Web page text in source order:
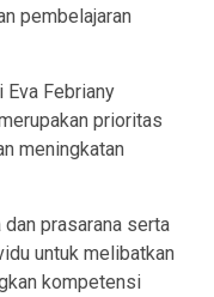
pembelajaran
Eva Febriany
prioritas
meningkatan
dan prasarana serta
untuk melibatkan
kompetensi